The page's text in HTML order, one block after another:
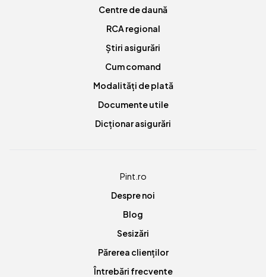
Centre de daună
RCA regional
Știri asigurări
Cum comand
Modalități de plată
Documente utile
Dicționar asigurări
Pint.ro
Despre noi
Blog
Sesizări
Părerea clienților
Întrebări frecvente